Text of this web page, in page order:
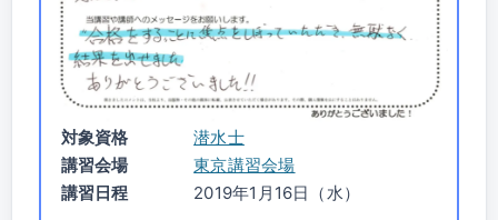
対象資格
潜水士
講習会場
東京講習会場
講習日程
2019年1月16日（水）